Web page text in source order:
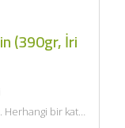
(390gr, İri
bir katkı